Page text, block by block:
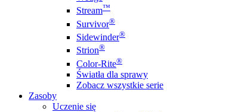
Stream™
Survivor®
Sidewinder®
Strion®
Color-Rite®
Światła dla sprawy
Zobacz wszystkie serie
Zasoby
Uczenie się